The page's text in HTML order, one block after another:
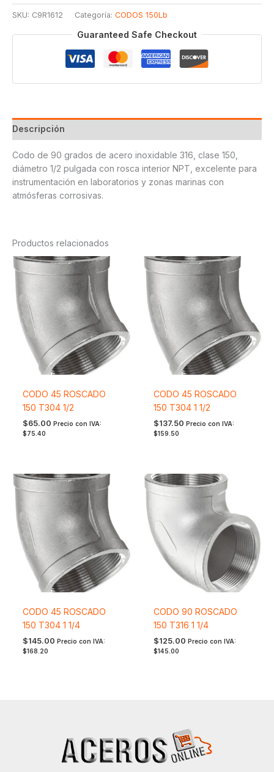
ROSCADO
150
T316
SKU: C9R1612 Categoría: CODOS 150Lb
Guaranteed Safe Checkout
Descripción
Codo de 90 grados de acero inoxidable 316, clase 150,
diámetro 1/2 pulgada con rosca interior NPT, excelente para
instrumentación en laboratorios y zonas marinas con
atmósferas corrosivas.
Productos relacionados
CODO 45 ROSCADO
150 T304 1/2
$65.00 Precio con IVA:
$75.40
CODO 45 ROSCADO
150 T304 1 1/2
$137.50 Precio con IVA:
$159.50
CODO 45 ROSCADO
150 T304 1 1/4
$145.00 Precio con IVA:
$168.20
CODO 90 ROSCADO
150 T316 1 1/4
$125.00 Precio con IVA:
$145.00